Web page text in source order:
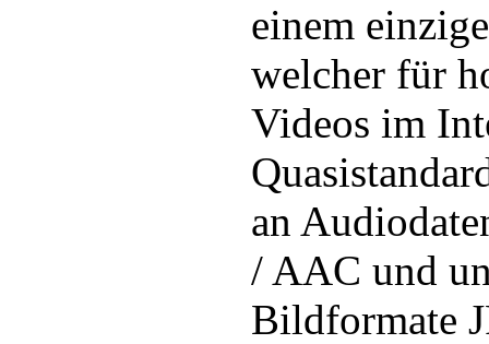
einem
welcher für
Videos im
an
/ AAC und
Bildformate